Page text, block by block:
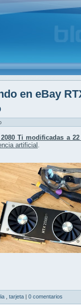
en eBay
Ti modificadas a
artificial
tarjeta | 0 comentarios